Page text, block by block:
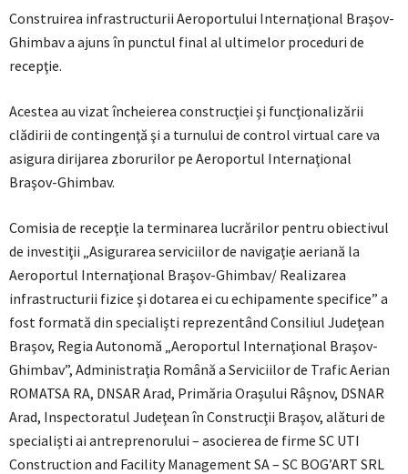
Construirea infrastructurii Aeroportului Internaţional Braşov-
Ghimbav a ajuns în punctul final al ultimelor proceduri de
recepţie.
Acestea au vizat încheierea construcţiei şi funcţionalizării
clădirii de contingenţă şi a turnului de control virtual care va
asigura dirijarea zborurilor pe Aeroportul Internaţional
Braşov-Ghimbav.
Comisia de recepţie la terminarea lucrărilor pentru obiectivul
de investiţii „Asigurarea serviciilor de navigaţie aeriană la
Aeroportul Internaţional Braşov-Ghimbav/ Realizarea
infrastructurii fizice şi dotarea ei cu echipamente specifice” a
fost formată din specialişti reprezentând Consiliul Judeţean
Braşov, Regia Autonomă „Aeroportul Internaţional Braşov-
Ghimbav”, Administraţia Română a Serviciilor de Trafic Aerian
ROMATSA RA, DNSAR Arad, Primăria Oraşului Râşnov, DSNAR
Arad, Inspectoratul Judeţean în Construcţii Braşov, alături de
specialişti ai antreprenorului – asocierea de firme SC UTI
Construction and Facility Management SA – SC BOG’ART SRL